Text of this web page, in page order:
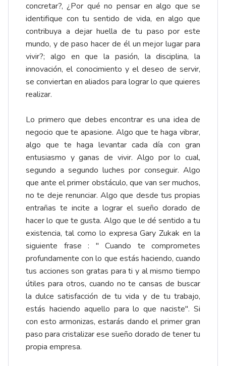
concretar?, ¿Por qué no pensar en algo que se
identifique con tu sentido de vida, en algo que
contribuya a dejar huella de tu paso por este
mundo, y de paso hacer de él un mejor lugar para
vivir?; algo en que la pasión, la disciplina, la
innovación, el conocimiento y el deseo de servir,
se conviertan en aliados para lograr lo que quieres
realizar.
Lo primero que debes encontrar es una idea de
negocio que te apasione. Algo que te haga vibrar,
algo que te haga levantar cada día con gran
entusiasmo y ganas de vivir. Algo por lo cual,
segundo a segundo luches por conseguir. Algo
que ante el primer obstáculo, que van ser muchos,
no te deje renunciar. Algo que desde tus propias
entrañas te incite a lograr el sueño dorado de
hacer lo que te gusta. Algo que le dé sentido a tu
existencia, tal como lo expresa Gary Zukak en la
siguiente frase : " Cuando te comprometes
profundamente con lo que estás haciendo, cuando
tus acciones son gratas para ti y al mismo tiempo
útiles para otros, cuando no te cansas de buscar
la dulce satisfacción de tu vida y de tu trabajo,
estás haciendo aquello para lo que naciste". Si
con esto armonizas, estarás dando el primer gran
paso para cristalizar ese sueño dorado de tener tu
propia empresa.